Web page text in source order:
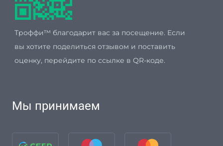
Троффи™ благодарит вас за посещение. Если
вы хотите поделиться отзывом и поставить
оценку, перейдите по ссылке в QR-коде.
Мы принимаем